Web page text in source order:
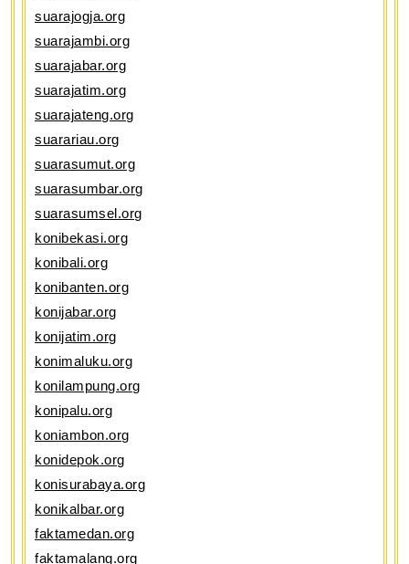
suarajogja.org
suarajambi.org
suarajabar.org
suarajatim.org
suarajateng.org
suarariau.org
suarasumut.org
suarasumbar.org
suarasumsel.org
konibekasi.org
konibali.org
konibanten.org
konijabar.org
konijatim.org
konimaluku.org
konilampung.org
konipalu.org
koniambon.org
konidepok.org
konisurabaya.org
konikalbar.org
faktamedan.org
faktamalang.org